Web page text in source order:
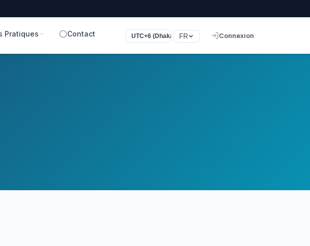
Pratiques Contact UTC+6 (Dhaka) FR Connexion